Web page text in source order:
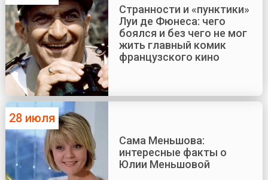
Странности и «пунктики»
Луи де Фюнеса: чего
боялся и без чего не мог
жить главный комик
французского кино
28 июля
Сама Меньшова:
интересные факты о
Юлии Меньшовой